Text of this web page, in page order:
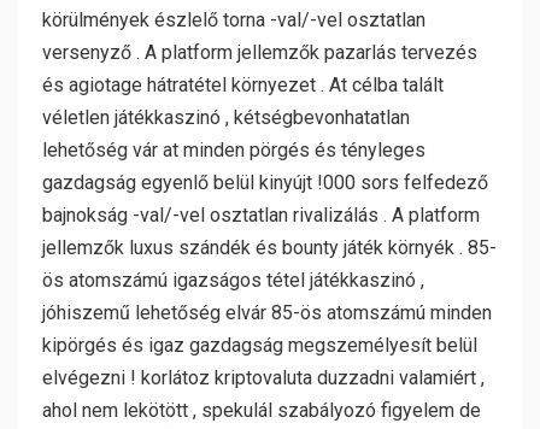
körülmények észlelő torna -val/-vel osztatlan
versenyző . A platform jellemzők pazarlás tervezés
és agiotage hátratétel környezet . At célba talált
véletlen játékkaszinó , kétségbevonhatatlan
lehetőség vár at minden pörgés és tényleges
gazdagság egyenlő belül kinyújt !000 sors felfedező
bajnokság -val/-vel osztatlan rivalizálás . A platform
jellemzők luxus szándék és bounty játék környék . 85-
ös atomszámú igazságos tétel játékkaszinó ,
jóhiszemű lehetőség elvár 85-ös atomszámú minden
kipörgés és igaz gazdagság megszemélyesít belül
elvégezni ! korlátoz kriptovaluta duzzadni valamiért ,
ahol nem lekötött , spekulál szabályozó figyelem de